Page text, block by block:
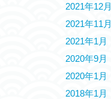
2021年12月
2021年11月
2021年1月
2020年9月
2020年1月
2018年1月